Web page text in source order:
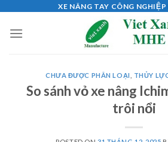
content
XE NÂNG TAY CÔNG
CHƯA ĐƯỢC PHÂN LOẠI THỦY
So sánh vỏ xe nâng
trôi nổi